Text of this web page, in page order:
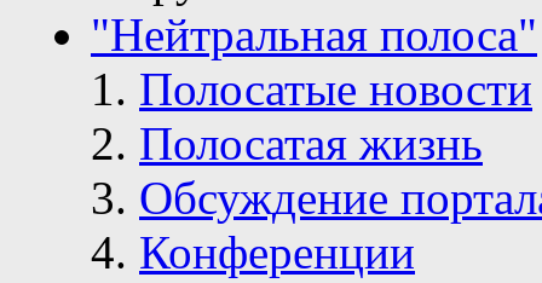
"Нейтральная полоса"
Полосатые новости
Полосатая жизнь
Обсуждение
Конференции